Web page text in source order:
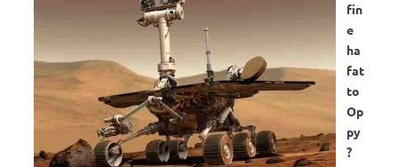
fin
e
ha
fat
to
Op
py
?